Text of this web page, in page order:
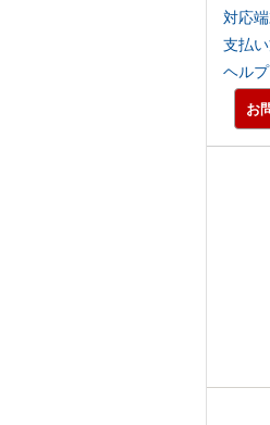
対応
支払
ヘルプ
お